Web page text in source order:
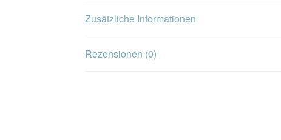
Zusätzliche Informationen
Rezensionen (0)